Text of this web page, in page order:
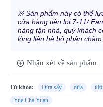
※ Sản phẩm này có thể
cửa hàng tiện lợi 7-11/
hàng tận nhà, quý khách
lòng liên hệ bộ phận
Nhận xét về sản phẩm
Từ khóa: Dứa sấy dứa t86
Yue Cha Yuan